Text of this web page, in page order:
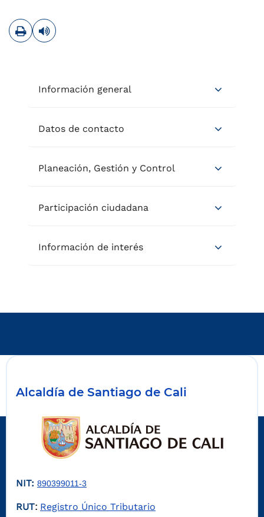
ImprimirLeer contenido
Información general
Datos de contacto
Planeación, Gestión y Control
Participación ciudadana
Información de interés
Alcaldía de Santiago de Cali
NIT: 890399011-3
RUT: Registro Único Tributario